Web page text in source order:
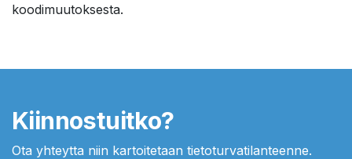
koodimuutoksesta.
Kiinnostuitko?
Ota yhteytta niin kartoitetaan tietoturvatilanteenne.